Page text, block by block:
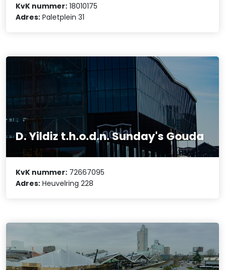
KvK nummer: 18010175
Adres: Paletplein 31
D. Yildiz t.h.o.d.n. Sunday's Gouda
KvK nummer: 72667095
Adres: Heuvelring 228